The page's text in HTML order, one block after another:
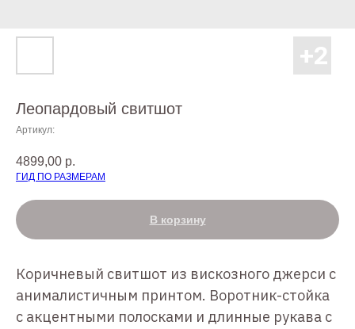
Леопардовый свитшот
Артикул:
4899,00 р.
ГИД ПО РАЗМЕРАМ
В корзину
Коричневый свитшот из вискозного джерси с
анималистичным принтом. Воротник-стойка
с акцентными полосками и длинные рукава с